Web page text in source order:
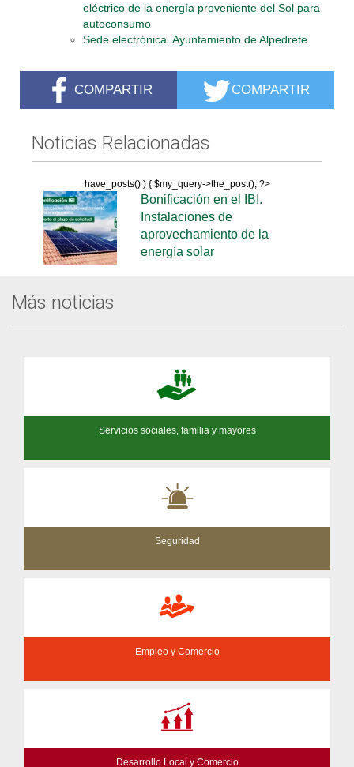
eléctrico de la energía proveniente del Sol para
autoconsumo
Sede electrónica. Ayuntamiento de Alpedrete
COMPARTIR COMPARTIR
Noticias Relacionadas
have_posts() ) { $my_query->the_post(); ?>
Bonificación en el IBI.
Instalaciones de
aprovechamiento de la
energía solar
Más noticias
Servicios sociales, familia y mayores
Seguridad
Empleo y Comercio
Desarrollo Local y Comercio